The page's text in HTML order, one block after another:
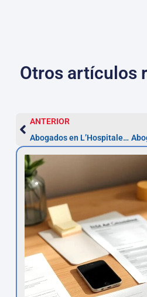
Otros artículos
ANTERIOR
Abogados en L’Hospitalet: Herencias, Sucesiones y Donaciones